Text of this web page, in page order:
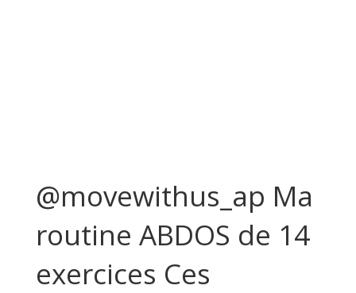
@movewithus_ap Ma
routine ABDOS de 14
exercices Ces